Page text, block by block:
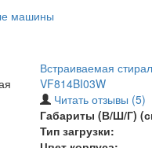
машины
Встраиваемая
VF814BI03W
Читать отзывы (5)
Габариты (В/Ш/Г)
Тип загрузки: